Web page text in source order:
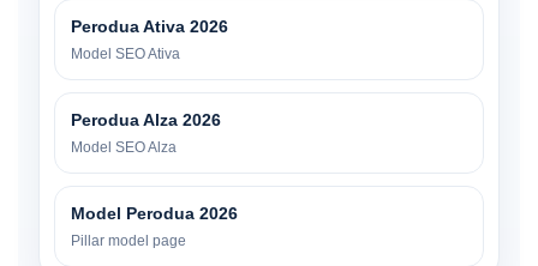
Perodua Ativa 2026
Model SEO Ativa
Perodua Alza 2026
Model SEO Alza
Model Perodua 2026
Pillar model page